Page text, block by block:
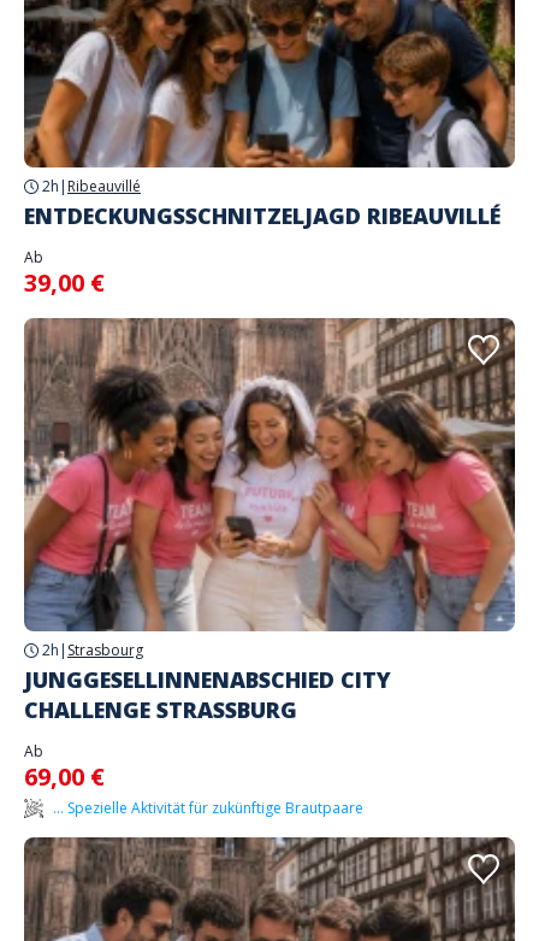
2h | Ribeauvillé
ENTDECKUNGSSCHNITZELJAGD RIBEAUVILLÉ
Ab
39,00 €
2h | Strasbourg
JUNGGESELLINNENABSCHIED CITY
CHALLENGE STRASSBURG
Ab
69,00 €
... Spezielle Aktivität für zukünftige Brautpaare